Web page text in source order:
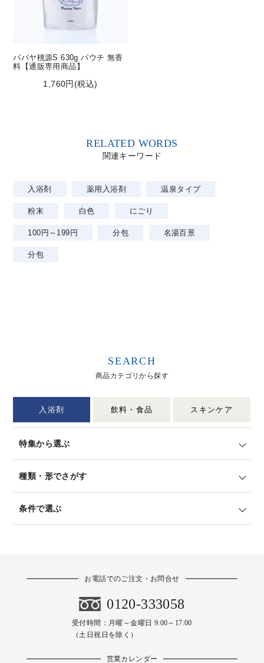
パパヤ桃源S 630g パウチ 無香
料【通販専用商品】
1,760円(税込)
RELATED WORDS
関連キーワード
入浴剤 薬用入浴剤 温泉タイプ
粉末 白色 にごり
100円～199円 分包 名湯百景
分包
SEARCH
商品カテゴリから探す
入浴剤 飲料・食品 スキンケア
特集から選ぶ
種類・形でさがす
条件で選ぶ
お電話でのご注文・お問合せ
0120-333058
受付時間：月曜～金曜日 9:00～17:00
（土日祝日を除く）
営業カレンダー